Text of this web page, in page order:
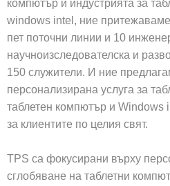
компютър и индустрията за
windows intel, ние
пет поточни линии и 10
научноизследователска и
150 служители. И ние
персонализирана услуга за
таблетен компютър и Windows
за клиентите по целия свят.
TPS са фокусирани върху
сглобяване на таблетни